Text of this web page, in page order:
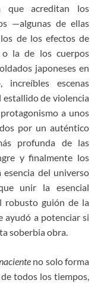
que acreditan los
—algunas de ellas
de los efectos de
o la de los cuerpos
japoneses en
escenas
estallido de violencia
a unos
por un auténtico
profunda de las
y finalmente los
del universo
unir la esencial
robusto guión de la
ayudó a potenciar si
soberbia obra.
no solo forma
todos los tiempos,